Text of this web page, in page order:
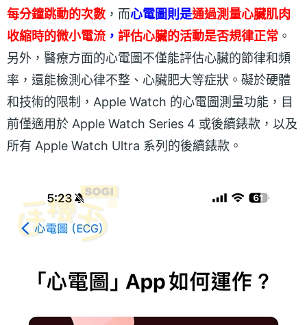
每分鐘跳動的次數 ，而心電圖則是通過測量心臟肌肉
收縮時的微小電流 ， 評估心臟的活動是否規律正常 。
另外，醫療方面的心電圖不僅能評估心臟的節律和頻
率，還能檢測心律不整、心臟肥大等症狀。礙於硬體
和技術的限制，Apple Watch 的心電圖測量功能，目
前僅適用於 Apple Watch Series 4 或後續錶款，以及
所有 Apple Watch Ultra 系列的後續錶款。